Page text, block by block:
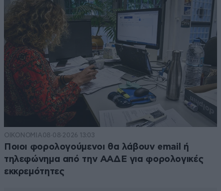
ΟΙΚΟΝΟΜΙΑ08·08·2026 13:03
Ποιοι φορολογούμενοι θα λάβουν email ή
τηλεφώνημα από την ΑΑΔΕ για φορολογικές
εκκρεμότητες